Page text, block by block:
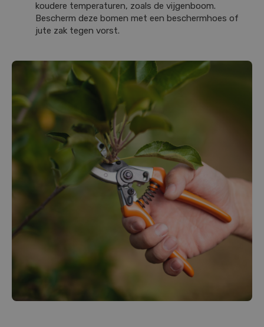
koudere temperaturen, zoals de vijgenboom.
Bescherm deze bomen met een beschermhoes of
jute zak tegen vorst.